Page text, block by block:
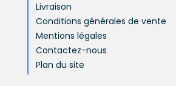
Livraison
Conditions générales de vente
Mentions légales
Contactez-nous
Plan du site